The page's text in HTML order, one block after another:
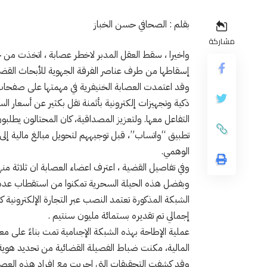
مشاركة
بقلم : الصحافي حسن الخباز
واخيرا ، سقط العقل المدبر لاخطر عصابة ، اتخذت
إسقاطها من طرف عناصر الفرقة الجهوية للأبحاث
وقد اعتمدت العصابة الخنيفرية في مهمتها على
ذكية وتجهيزات إلكترونية بأثمنة تقل بكثير عن
التفاعل معها. ولتعزيز المصداقية، كان المحتالون
تطبيق “واتساب”، قبل توجيههم لتحويل مبالغ مالية
الوهمي.
وفي تفاصيل القضية ، اعترف اعضاء العصابة ان
وبفضل هذه الحيلة السحرية تمكنوا من استقطاب
الشبكة المذكورة تعتمد النصب عبر التجارة
إجمالي تم تقديره بستمائة مليون سنتيم .
عملية الإطاحة بهذه الشبكة الإجىامية تمت بناءً
المالية، مكنت ضباط الفصيلة القضائية من تحديد